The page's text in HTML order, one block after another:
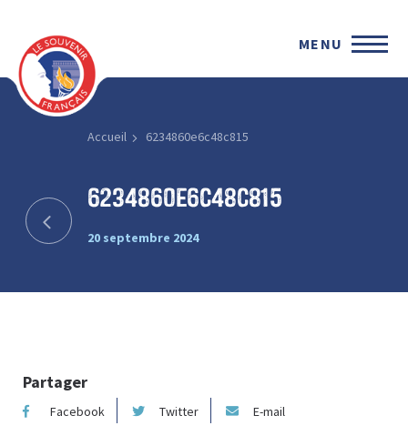
MENU
Accueil 6234860e6c48c815
6234860e6c48c815
20 septembre 2024
Partager
Facebook Twitter E-mail